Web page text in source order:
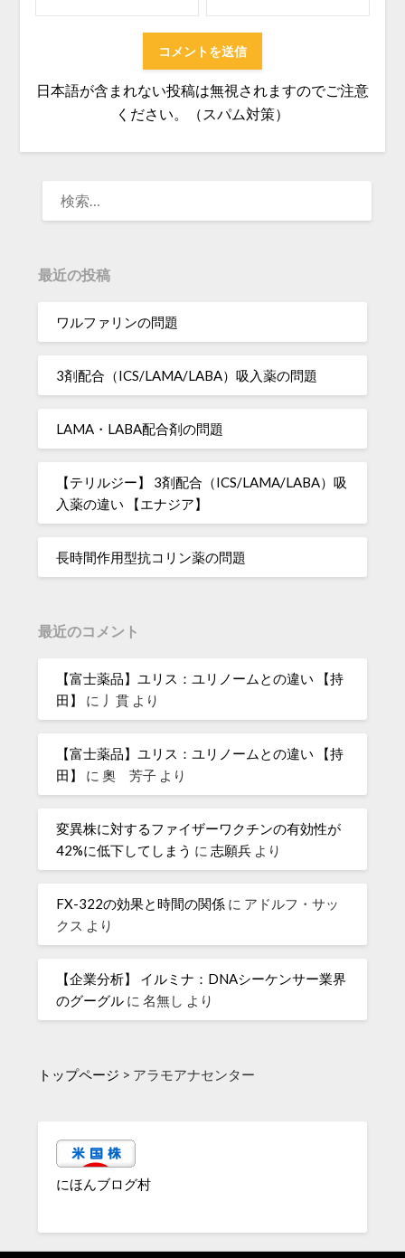
日本語が含まれない投稿は無視されますのでご注意
ください。（スパム対策）
最近の投稿
ワルファリンの問題
3剤配合（ICS/LAMA/LABA）吸入薬の問題
LAMA・LABA配合剤の問題
【テリルジー】 3剤配合（ICS/LAMA/LABA）吸
入薬の違い 【エナジア】
長時間作用型抗コリン薬の問題
最近のコメント
【富士薬品】ユリス：ユリノームとの違い 【持
田】
に 丿貫 より
【富士薬品】ユリス：ユリノームとの違い 【持
田】
に奧 芳子 より
変異株に対するファイザーワクチンの有効性が
42%に低下してしまう に志願兵 より
FX-322の効果と時間の関係 に アドルフ・サッ
クス より
【企業分析】 イルミナ：DNAシーケンサー業界
のグーグル に名無し より
トップページ > アラモアナセンター
にほんブログ村